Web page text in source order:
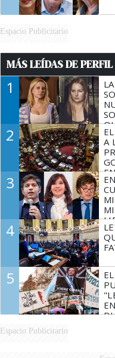
Espacio Publicitario
MÁS LEÍDAS DE PERFIL
1
2
A
3
4
5
Espacio Publicitario